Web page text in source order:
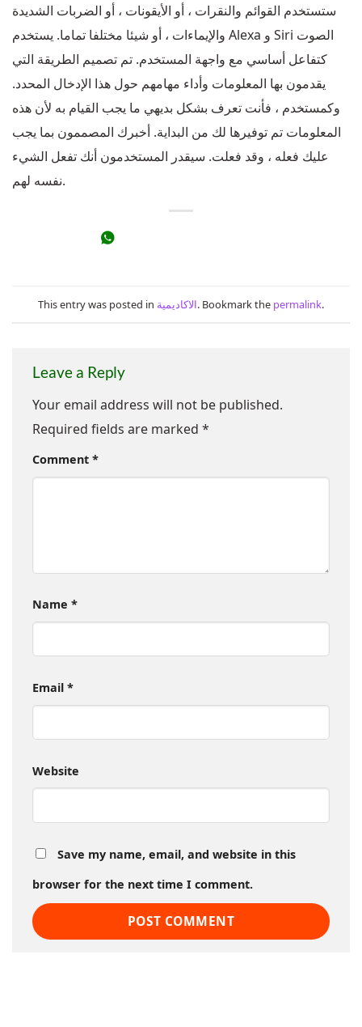
ستستخدم القوائم والنقرات ، أو الأيقونات ، أو الضربات الشديدة
والإيماءات ، أو شيئا مختلفا تماما. يستخدم Alexa و Siri الصوت
كتفاعل أساسي مع واجهة المستخدم. تم تصميم الطريقة التي
يقدمون بها المعلومات وأداء مهامهم حول هذا الإدخال المحدد.
وكمستخدم ، فأنت تعرف بشكل بديهي ما يجب القيام به لأن هذه
المعلومات تم توفيرها لك من البداية. أخبرك المصممون بما يجب
عليك فعله ، وقد فعلت. سيقدر المستخدمون أنك تفعل الشيء
نفسه لهم.
This entry was posted in الاكاديمية. Bookmark the permalink.
Leave a Reply
Your email address will not be published.
Required fields are marked *
Comment *
Name *
Email *
Website
Save my name, email, and website in this
browser for the next time I comment.